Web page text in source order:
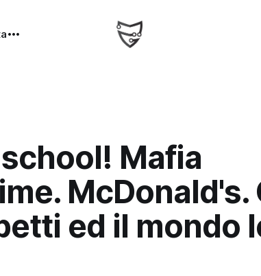
Mafia
McDonald's.
ed il mondo